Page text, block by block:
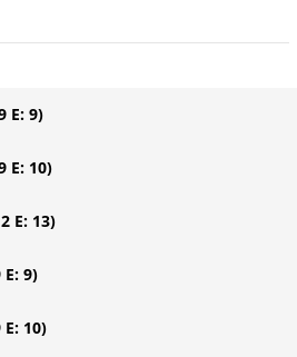
E: 9)
E: 10)
E: 13)
E: 9)
E: 10)